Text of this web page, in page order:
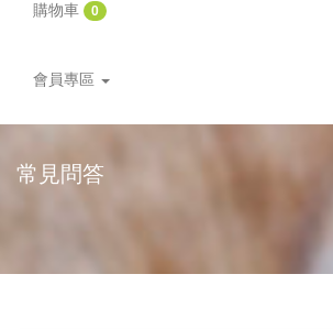
購物車 0
會員專區
常見問答